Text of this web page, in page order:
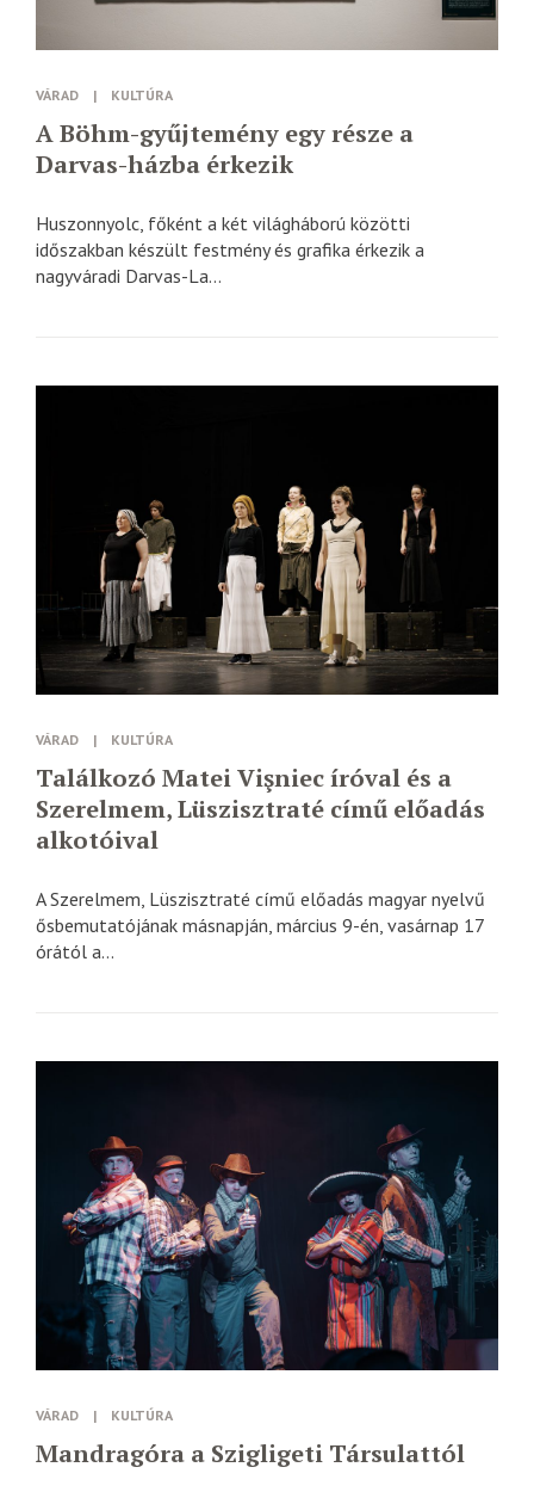
VÁRAD | KULTÚRA
A Böhm-gyűjtemény egy része a
Darvas-házba érkezik
Huszonnyolc, főként a két világháború közötti
időszakban készült festmény és grafika érkezik a
nagyváradi Darvas-La...
VÁRAD | KULTÚRA
Találkozó Matei Vişniec íróval és a
Szerelmem, Lüszisztraté című előadás
alkotóival
A Szerelmem, Lüszisztraté című előadás magyar nyelvű
ősbemutatójának másnapján, március 9-én, vasárnap 17
órától a...
VÁRAD | KULTÚRA
Mandragóra a Szigligeti Társulattól